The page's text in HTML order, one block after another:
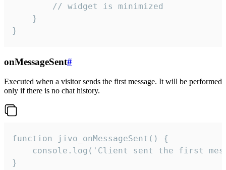
        // widget is minimized
    }
}
onMessageSent#
Executed when a visitor sends the first message. It will be performed
only if there is no chat history.
function jivo_onMessageSent() {
console.log('Client sent the first
}